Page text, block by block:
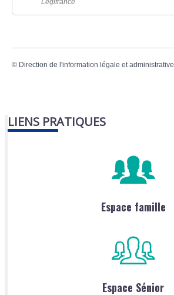
Legifrance
© Direction de l'information légale et administrative
LIENS PRATIQUES
Espace famille
Espace Sénior